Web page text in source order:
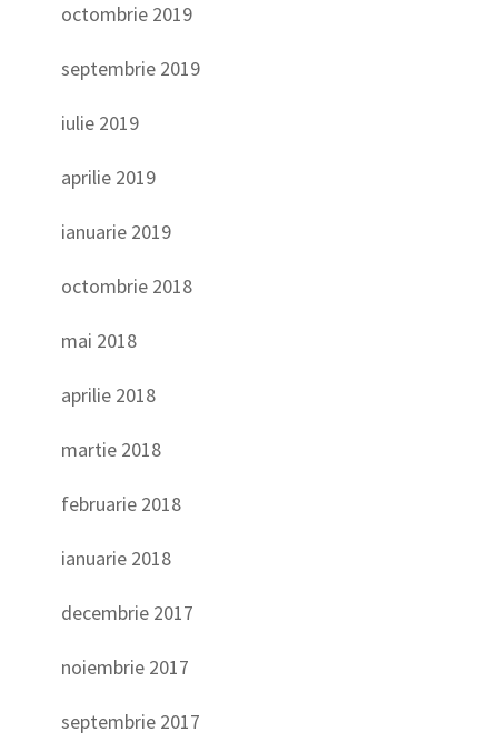
octombrie 2019
septembrie 2019
iulie 2019
aprilie 2019
ianuarie 2019
octombrie 2018
mai 2018
aprilie 2018
martie 2018
februarie 2018
ianuarie 2018
decembrie 2017
noiembrie 2017
septembrie 2017